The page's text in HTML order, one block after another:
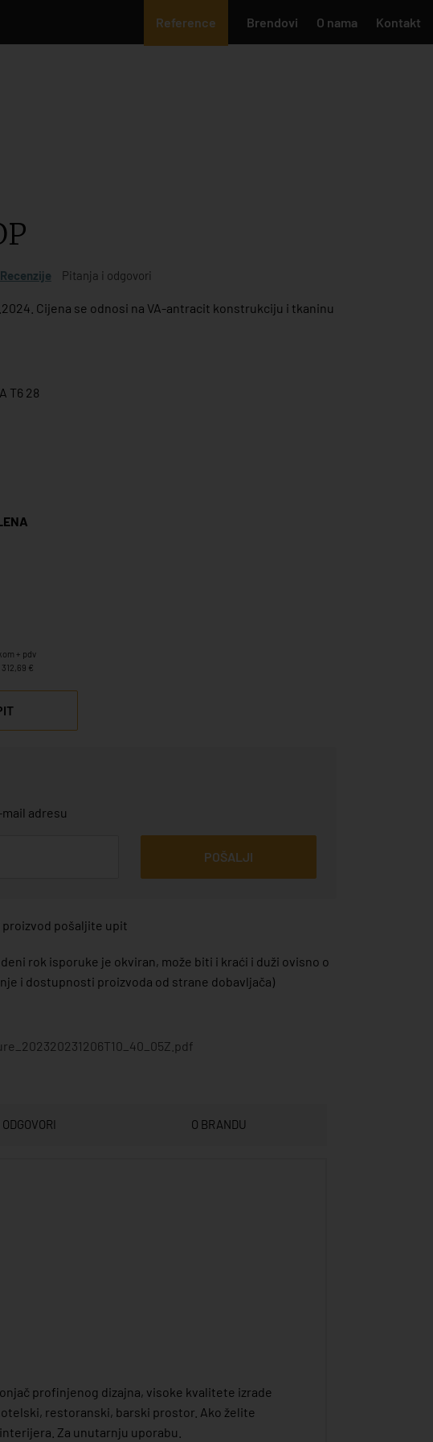
Reference Brendovi O nama Kontakt
Recenzije Pitanja i odgovori
Cijena se odnosi na VA-antracit konstrukciju i tkaninu
T6 28
+ pdv
312,69 €
adresu
POŠALJI
proizvod pošaljite upit
rok isporuke je okviran, može biti i kraći i duži ovisno o
i dostupnosti proizvoda od strane dobavljača)
O BRANDU
profinjenog dizajna, visoke kvalitete izrade
restoranski, barski prostor. Ako želite
Za unutarnju uporabu.